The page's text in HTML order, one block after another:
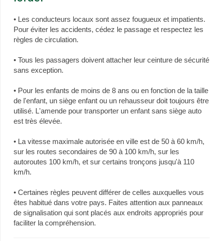
• Les conducteurs locaux sont assez fougueux et impatients.
Pour éviter les accidents, cédez le passage et respectez les
règles de circulation.
• Tous les passagers doivent attacher leur ceinture de sécurité
sans exception.
• Pour les enfants de moins de 8 ans ou en fonction de la taille
de l'enfant, un siège enfant ou un rehausseur doit toujours être
utilisé. L'amende pour transporter un enfant sans siège auto
est très élevée.
• La vitesse maximale autorisée en ville est de 50 à 60 km/h,
sur les routes secondaires de 90 à 100 km/h, sur les
autoroutes 100 km/h, et sur certains tronçons jusqu'à 110
km/h.
• Certaines règles peuvent différer de celles auxquelles vous
êtes habitué dans votre pays. Faites attention aux panneaux
de signalisation qui sont placés aux endroits appropriés pour
faciliter la compréhension.